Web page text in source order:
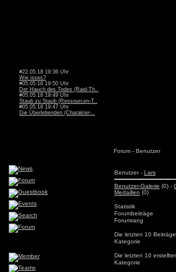
#22.05.18 19:36 Uhr
Wie isses?
#05.05.18 19:50 Uhr
Der Hauch des Todes (Raid-Th..
#05.05.18 19:49 Uhr
Staub zu Staub (Ressourcen-T..
#05.05.18 19:47 Uhr
Die Überlebenden (Charakter-..
Forum - Benutzer
Benutzer - Lars
Benutzer-Galerie (0) -
Medaillen (0)
Statistik
Forumbeiträge
Forumrang
Die letzten 10 Beiträge
Kategorie
Die letzten 10
Kategorie